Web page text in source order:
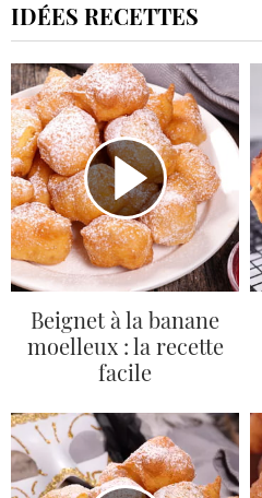
IDÉES RECETTES
Beignet à la banane
moelleux : la recette
facile